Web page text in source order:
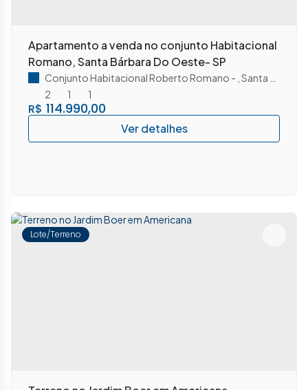
Apartamento a venda no conjunto Habitacional
Romano, Santa Bárbara Do Oeste- SP
R$ 114.990,00
Conjunto Habitacional Roberto Romano
Santa Bárbara D'Oeste
2
1 1
Lote/Terreno